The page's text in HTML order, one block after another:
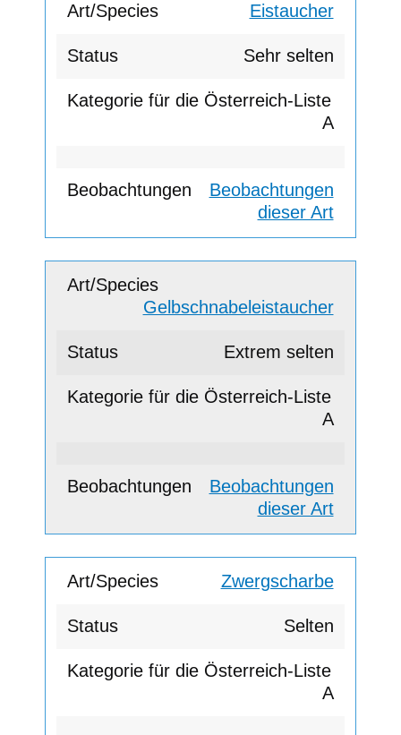
Eistaucher
Sehr selten
A
Beobachtungen
dieser Art
Gelbschnabeleistaucher
Extrem selten
A
Beobachtungen
dieser Art
Zwergscharbe
Selten
A